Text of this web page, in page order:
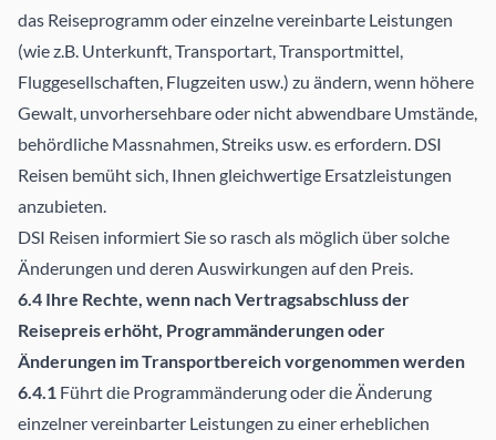
das Reiseprogramm oder einzelne vereinbarte Leistungen
(wie z.B. Unterkunft, Transportart, Transportmittel,
Fluggesellschaften, Flugzeiten usw.) zu ändern, wenn höhere
Gewalt, unvorhersehbare oder nicht abwendbare Umstände,
behördliche Massnahmen, Streiks usw. es erfordern. DSI
Reisen bemüht sich, Ihnen gleichwertige Ersatzleistungen
anzubieten.
DSI Reisen informiert Sie so rasch als möglich über solche
Änderungen und deren Auswirkungen auf den Preis.
6.4 Ihre Rechte, wenn nach Vertragsabschluss der
Reisepreis erhöht, Programmänderungen oder
Änderungen im Transportbereich vorgenommen werden
6.4.1 Führt die Programmänderung oder die Änderung
einzelner vereinbarter Leistungen zu einer erheblichen